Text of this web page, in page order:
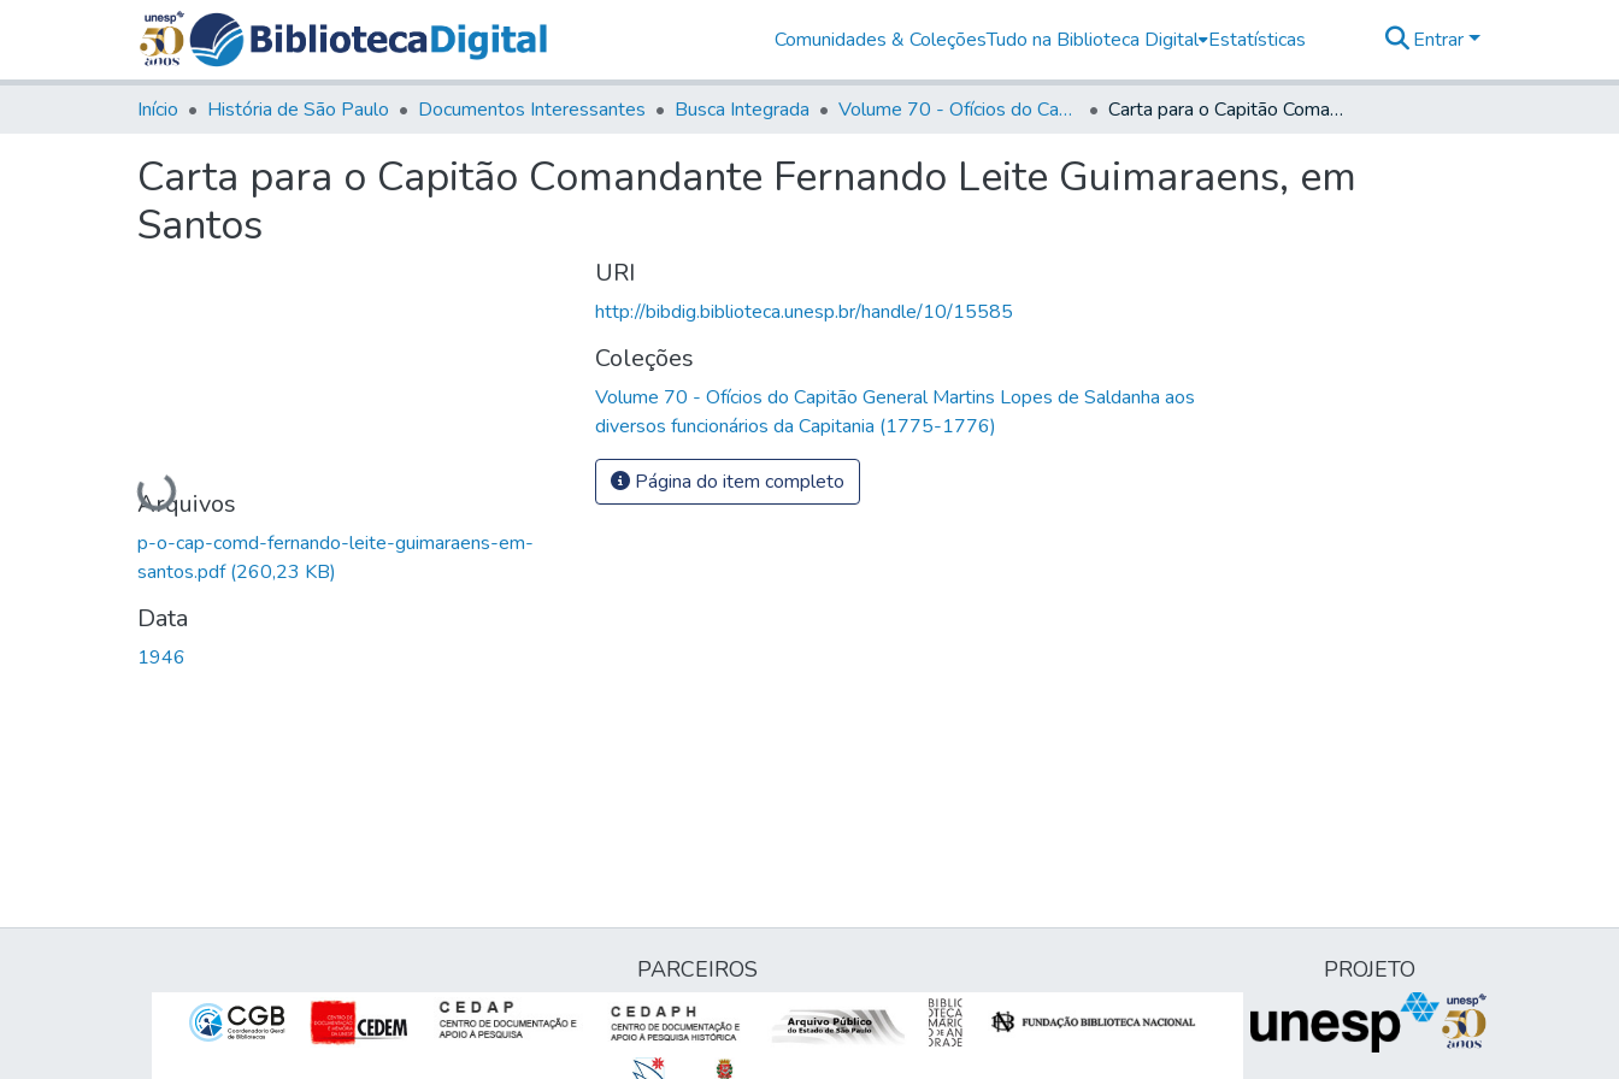
Comunidades & ColeçõesTudo na Biblioteca Digital Estatísticas Entrar
Início História de São Paulo Documentos Interessantes Busca Integrada Volume 70 - Ofícios do Capitão General Martins Lopes de Saldanha aos diversos funcionários da Capitania (1775-1776) Carta para o Capitão Comandante Fernando Leite Guimaraens, em Santos
Carta para o Capitão Comandante Fernando Leite Guimaraens, em
Santos
Carregando...
Arquivos
p-o-cap-comd-fernando-leite-guimaraens-em-
santos.pdf(260,23 KB)
Data
1946
URI
http://bibdig.biblioteca.unesp.br/handle/10/15585
Coleções
Volume 70 - Ofícios do Capitão General Martins Lopes de Saldanha aos
diversos funcionários da Capitania (1775-1776)
Página do item completo
PARCEIROS PROJETO